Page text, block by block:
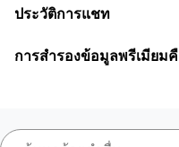
ประวัติการแชท
การสำรองข้อมูลพรีเมียม